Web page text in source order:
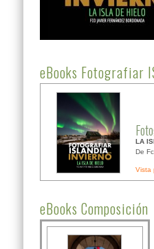
eBooks Fotografiar
LA
De
Vista
eBooks Composición